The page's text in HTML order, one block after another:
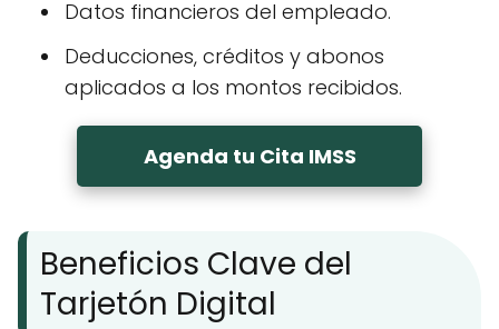
Datos financieros del empleado.
Deducciones, créditos y abonos
aplicados a los montos recibidos.
Agenda tu Cita IMSS
Beneficios Clave del
Tarjetón Digital